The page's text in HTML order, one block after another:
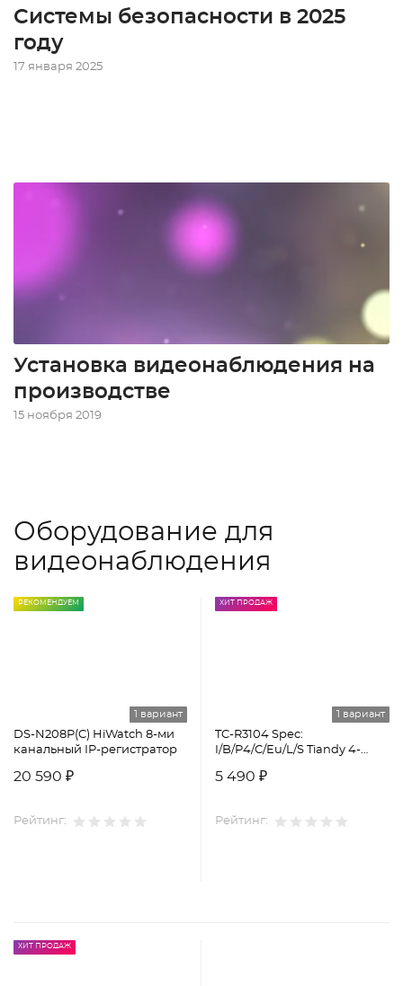
Системы безопасности в 2025
году
17 января 2025
Установка видеонаблюдения на
производстве
15 ноября 2019
Оборудование для
видеонаблюдения
РЕКОМЕНДУЕМ
1 вариант
DS-N208P(C) HiWatch 8-ми
канальный IP-регистратор
20 590 ₽
Рейтинг:
ХИТ ПРОДАЖ
1 вариант
TC-R3104 Spec:
I/B/P4/C/Eu/L/S Tiandy 4-
видеорегистратор
5 490 ₽
Рейтинг:
ХИТ ПРОДАЖ